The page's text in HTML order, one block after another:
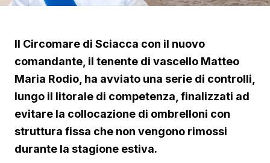
Il Circomare di Sciacca con il nuovo
comandante, il tenente di vascello Matteo
Maria Rodio, ha avviato una serie di controlli,
lungo il litorale di competenza, finalizzati ad
evitare la collocazione di ombrelloni con
struttura fissa che non vengono rimossi
durante la stagione estiva.